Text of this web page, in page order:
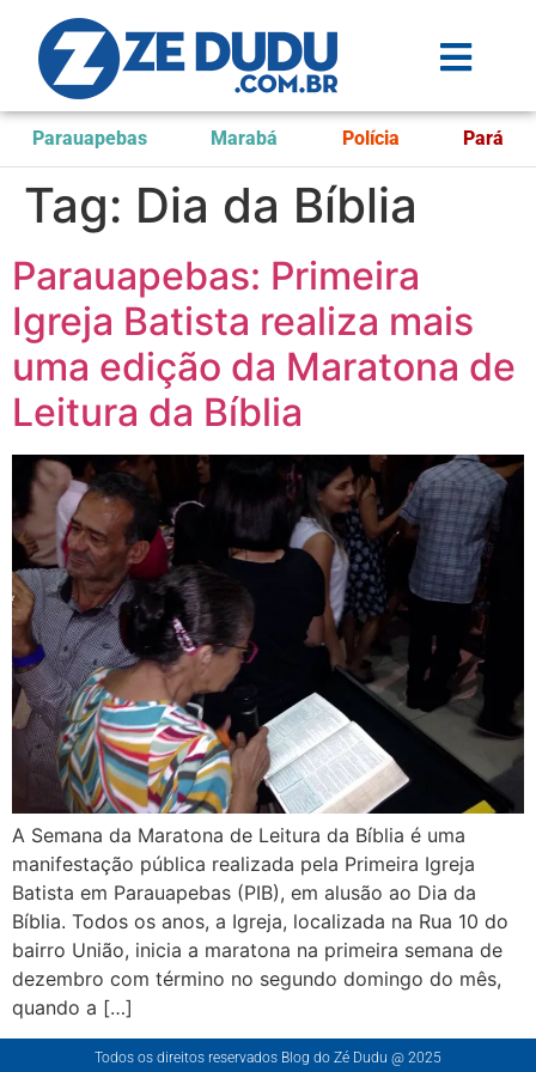
Parauapebas Marabá Polícia Pará
Tag: Dia da Bíblia
Parauapebas: Primeira
Igreja Batista realiza mais
uma edição da Maratona de
Leitura da Bíblia
A Semana da Maratona de Leitura da Bíblia é uma
manifestação pública realizada pela Primeira Igreja
Batista em Parauapebas (PIB), em alusão ao Dia da
Bíblia. Todos os anos, a Igreja, localizada na Rua 10 do
bairro União, inicia a maratona na primeira semana de
dezembro com término no segundo domingo do mês,
quando a […]
Todos os direitos reservados Blog do Zé Dudu @ 2025